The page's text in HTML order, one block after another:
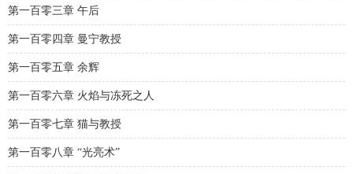
第一百零三章 午后
第一百零四章 曼宁教授
第一百零五章 余辉
第一百零六章 火焰与冻死之人
第一百零七章 猫与教授
第一百零八章 “光亮术”